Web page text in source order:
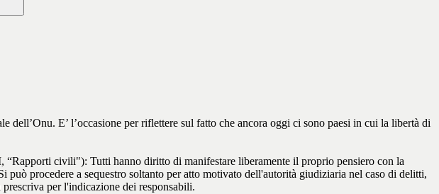
E’ l’occasione per riflettere sul fatto che ancora oggi ci sono paesi in cui la libertà di
civili"): Tutti hanno diritto di manifestare liberamente il proprio pensiero con la
procedere a sequestro soltanto per atto motivato dell'autorità giudiziaria nel caso di delitti,
per l'indicazione dei responsabili.